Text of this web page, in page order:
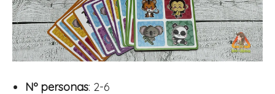
Nº personas: 2-6